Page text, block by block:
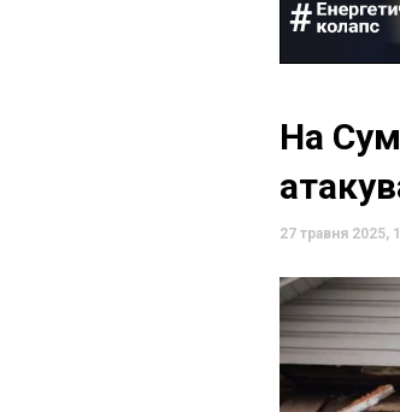
На
27 травня 2025,